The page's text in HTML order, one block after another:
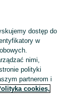
Skorzystaj z największego serwisu ogłoszeniowego - Janów i okolice! Kupuj to, czego pragniesz i sprzedawaj to, czego już nie potrzebujesz! Zobacz
dostęp do
w
nimi,
polityki
partnerom i
cookies,